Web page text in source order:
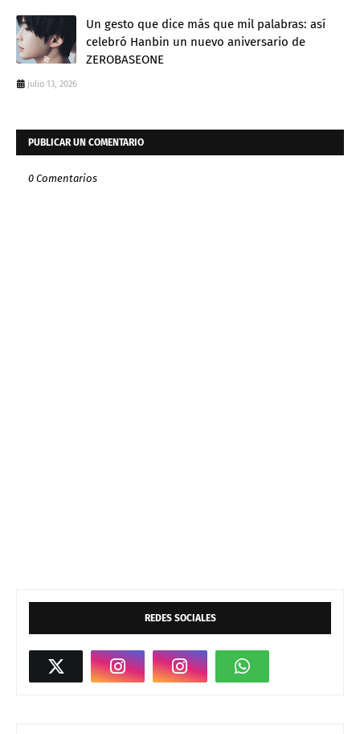
Un gesto que dice más que mil palabras: así
celebró Hanbin un nuevo aniversario de
ZEROBASEONE
julio 13, 2026
PUBLICAR UN COMENTARIO
0 Comentarios
REDES SOCIALES